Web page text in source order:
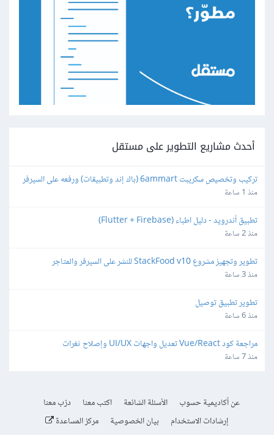
أحدث مشاريع التطوير على مستقل
تركيب وتخصيص سكريبت 6ammart (باك إند وتطبيقات) ورفعه على السيرفر
والمتجر
منذ 1 ساعة
تطبيق أندرويد - دليل اطباء (Flutter + Firebase)
منذ 2 ساعة
تطوير وتجهيز مشروع StackFood v10 للنشر على السيرفر والمتاجر
منذ 3 ساعة
تطوير تطبيق توصيل
منذ 6 ساعة
مراجعة كود Vue/React تعديل واجهات UI/UX وإصلاح ثغرات
منذ 7 ساعة
عن أكاديمية حسوب الأسئلة الشائعة اكتب معنا
درّب معنا
إرشادات الاستخدام
بيان الخصوصية مركز المساعدة